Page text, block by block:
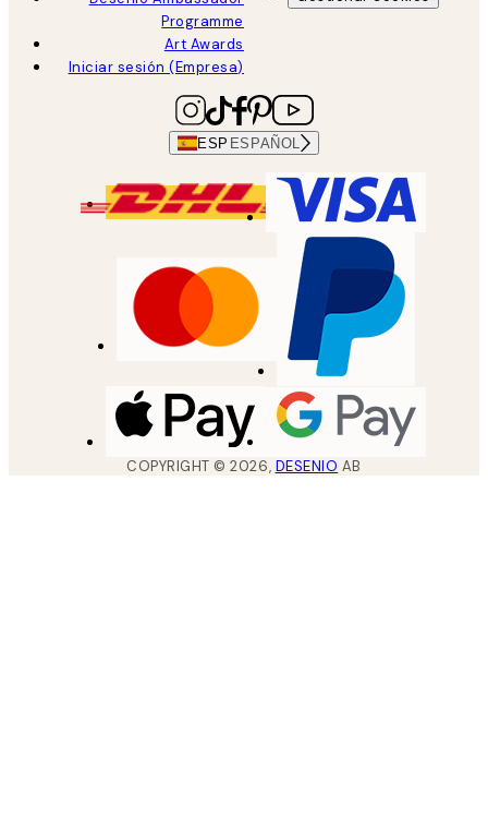
Programme
Art Awards
Iniciar sesión (Empresa)
ESP ESPAÑOL
COPYRIGHT ©2026, DESENIO AB